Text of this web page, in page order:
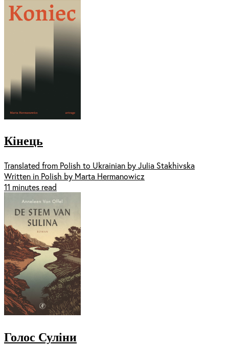
Кінець
Translated from Polish to Ukrainian by Julia Stakhivska
Written in Polish by Marta Hermanowicz
11 minutes read
Голос Суліни